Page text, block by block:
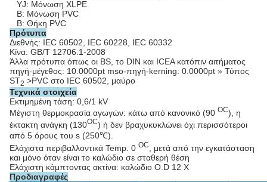
YJ: Μόνωση XLPE
Β: Μόνωση PVC
Β: Θήκη PVC
Πρότυπα
Διεθνής: IEC 60502, IEC 60228, IEC 60332
Κίνα: GB/T 12706.1-2008
Άλλα πρότυπα όπως οι BS, το DIN και ICEA κατόπιν αιτήματος
πηγή-μέγεθος: 10.0000pt mso-πηγή-kerning: 0.0000pt » Τύπος
ST2 >PVC στο IEC 60502, μαύρο
Τεχνικά στοιχεία
Εκτιμημένη τάση: 0,6/1 kV
Μέγιστη θερμοκρασία αγωγών: κάτω από κανονικό (90 OC), η
έκτακτη ανάγκη (130OC) ή δεν βραχυκυκλώνει όχι περισσότεροι
από 5 όρους του s (250℃).
Ελάχιστα περιβαλλοντικά Temp. 0 OC
, μετά από την εγκατάσταση
και μόνο όταν είναι το καλώδιο σε σταθερή θέση
Ελάχιστη κάμπτοντας ακτίνα: καλώδιο O.D 12 Χ
Προδιαγραφές